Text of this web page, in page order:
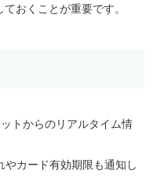
おくことが重要です。
トからのリアルタイム情
カード有効期限も通知し